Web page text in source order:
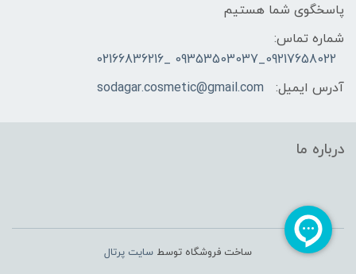
پاسخگوی شما هستیم
شماره تماس:
09217658022_09353503037 _02166836216
آدرس ایمیل:
sodagar.cosmetic@gmail.com
درباره ما
ساخت فروشگاه توسط سایت پرتال